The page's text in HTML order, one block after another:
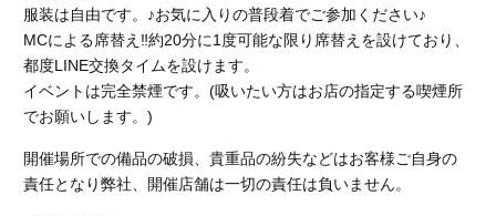
服装は自由です。♪お気に入りの普段着でご参加ください♪
MCによる席替え‼︎約20分に1度可能な限り席替えを設けており、
都度LINE交換タイムを設けます。
イベントは完全禁煙です。(吸いたい方はお店の指定する喫煙所
でお願いします。)
開催場所での備品の破損、貴重品の紛失などはお客様ご自身の
責任となり弊社、開催店舗は一切の責任は負いません。